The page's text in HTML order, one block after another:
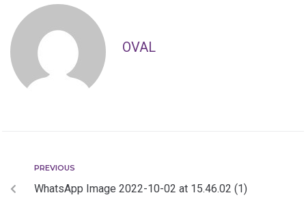
OVAL
PREVIOUS
WhatsApp Image 2022-10-02 at 15.46.02 (1)